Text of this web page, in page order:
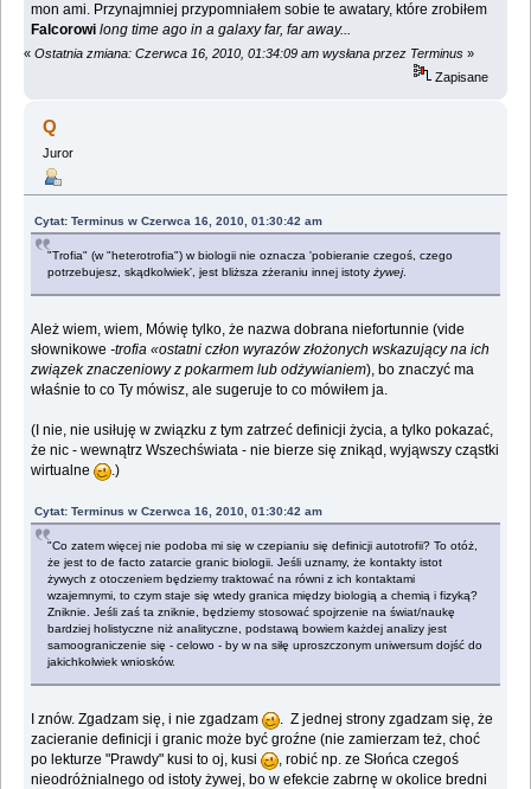
mon ami. Przynajmniej przypomniałem sobie te awatary, które zrobiłem
Falcorowi long time ago in a galaxy far, far away...
« Ostatnia zmiana: Czerwca 16, 2010, 01:34:09 am wysłana przez Terminus »
Zapisane
Q
Juror
Cytat: Terminus w Czerwca 16, 2010, 01:30:42 am
"Trofia" (w "heterotrofia") w biologii nie oznacza 'pobieranie czegoś, czego
potrzebujesz, skądkolwiek', jest bliższa zżeraniu innej istotyżywej.
Ależ wiem, wiem, Mówię tylko, że nazwa dobrana niefortunnie (vide
słownikowe-trofia «ostatni człon wyrazów złożonych wskazujący na ich
związek znaczeniowy z pokarmem lub odżywianiem), bo znaczyć ma
właśnie to co Ty mówisz, ale sugeruje to co mówiłem ja.
(I nie, nie usiłuję w związku z tym zatrzeć definicji życia, a tylko pokazać,
że nic - wewnątrz Wszechświata - nie bierze się znikąd, wyjąwszy cząstki
wirtualne
.)
Cytat: Terminus w Czerwca 16, 2010, 01:30:42 am
"Co zatem więcej nie podoba mi się w czepianiu się definicji autotrofii? To otóż,
że jest to de facto zatarcie granic biologii. Jeśli uznamy, że kontakty istot
żywych z otoczeniem będziemy traktować na równi z ich kontaktami
wzajemnymi, to czym staje się wtedy granica między biologią a chemią i fizyką?
Zniknie. Jeśli zaś ta zniknie, będziemy stosować spojrzenie na świat/naukę
bardziej holistyczne niż analityczne, podstawą bowiem każdej analizy jest
samoograniczenie się - celowo - by w na siłę uproszczonym uniwersum dojść do
jakichkolwiek wniosków.
I znów. Zgadzam się, i nie zgadzam
. Z jednej strony zgadzam się, że
zacieranie definicji i granic może być groźne (nie zamierzam też, choć
po lekturze "Prawdy" kusi to oj, kusi
, robić np. ze Słońca czegoś
nieodróżnialnego od istoty żywej, bo w efekcie zabrnę w okolice bredni